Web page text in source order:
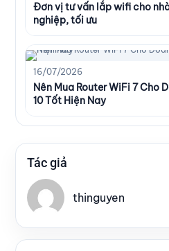
Đơn vị tư vấn lắp wifi cho
nghiệp, tối ưu
16/07/2026
Nên Mua Router WiFi 7 Cho
10 Tốt Hiện Nay
Tác giả
thinguyen